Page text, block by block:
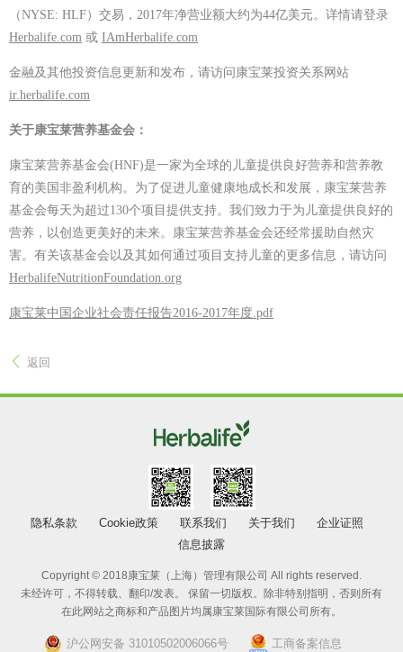
（NYSE: HLF）交易，2017年净营业额大约为44亿美元。详情请登录
Herbalife.com 或 IAmHerbalife.com
金融及其他投资信息更新和发布，请访问康宝莱投资关系网站
ir.herbalife.com
关于康宝莱营养基金会：
康宝莱营养基金会(HNF)是一家为全球的儿童提供良好营养和营养教
育的美国非盈利机构。为了促进儿童健康地成长和发展，康宝莱营养
基金会每天为超过130个项目提供支持。我们致力于为儿童提供良好的
营养，以创造更美好的未来。康宝莱营养基金会还经常援助自然灾
害。有关该基金会以及其如何通过项目支持儿童的更多信息，请访问
HerbalifeNutritionFoundation.org
康宝莱中国企业社会责任报告2016-2017年度.pdf
返回
隐私条款 Cookie政策 联系我们 关于我们
企业证照
信息披露
Copyright © 2018康宝莱（上海）管理有限公司 All rights reserved.
未经许可，不得转载、翻印/发表。 保留一切版权。除非特别指明，否则所有
在此网站之商标和产品图片均属康宝莱国际有限公司所有。
沪公网安备 31010502006066号 工商备案信息